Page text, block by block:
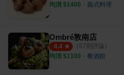
均消 $1400 ・ 義式料理
Ombré敦南店
4.4 （ 57則評論）
均消 $1100 ・ 餐酒館